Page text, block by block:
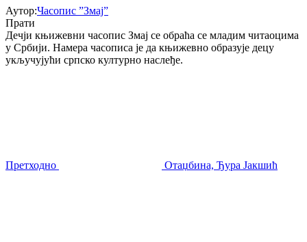
Аутор:Часопис ”Змај”
Прати
Дечји књижевни часопис Змај се обраћа се младим читаоцима
у Србији. Намера часописа је да књижевно образује децу
укључујући српско културно наслеђе.
Претходно Отаџбина, Ђура Јакшић